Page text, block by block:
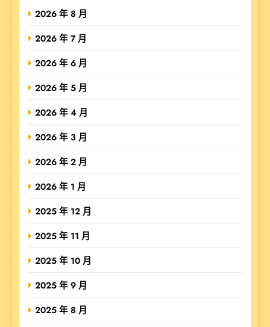
2026 年 8 月
2026 年 7 月
2026 年 6 月
2026 年 5 月
2026 年 4 月
2026 年 3 月
2026 年 2 月
2026 年 1 月
2025 年 12 月
2025 年 11 月
2025 年 10 月
2025 年 9 月
2025 年 8 月